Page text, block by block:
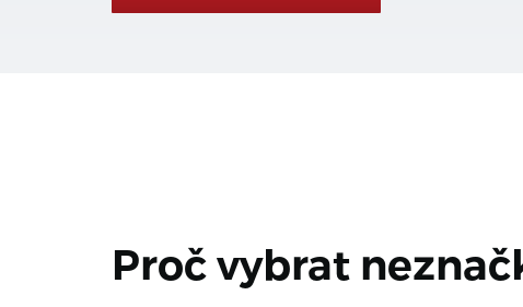
Proč vybrat